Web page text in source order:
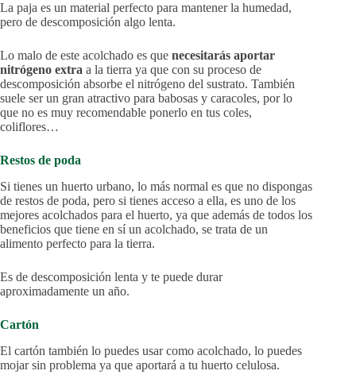
La paja es un material perfecto para mantener la humedad,
pero de descomposición algo lenta.
Lo malo de este acolchado es que necesitarás aportar
nitrógeno extra a la tierra ya que con su proceso de
descomposición absorbe el nitrógeno del sustrato. También
suele ser un gran atractivo para babosas y caracoles, por lo
que no es muy recomendable ponerlo en tus coles,
coliflores…
Restos de poda
Si tienes un huerto urbano, lo más normal es que no dispongas
de restos de poda, pero si tienes acceso a ella, es uno de los
mejores acolchados para el huerto, ya que además de todos los
beneficios que tiene en sí un acolchado, se trata de un
alimento perfecto para la tierra.
Es de descomposición lenta y te puede durar
aproximadamente un año.
Cartón
El cartón también lo puedes usar como acolchado, lo puedes
mojar sin problema ya que aportará a tu huerto celulosa.